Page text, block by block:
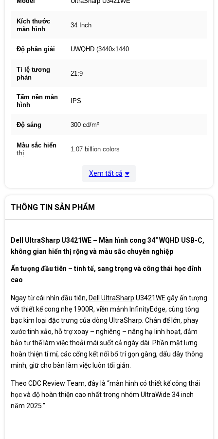
Kích thước
màn hình
34 Inch
Độ phân giải UWQHD (3440x1440
Tỉ lệ tương
phản
21:9
Tấm nền màn
hình
IPS
Độ sáng 300 cd/m²
Màu sắc hiển
thị
1.07 billion colors
Cổng kết nối
2 x HDMI 2.0
1 x USB Type-C ( Alternate Mode with
charging capability( 15W Max.)
1 x SuperSpeed USB 5 Gbps (USB 3.2 Gen1)
Type-B upstream port
1 x SuperSpeed USB 5 Gbps (USB 3.2 Gen1)
with BC1.2 charging capability at 2 A
downstream port
1 x audio line-out port
1 X RJ45 Port
Thời gian đáp
ứng
5 ms (gray to gray - FAST mode)
8 ms (gray to gray - NORMAL mode)
Góc nhìn 178°(H)/178°(V)
Tính năng
Điện năng
tiêu thụ
31.6 W (typical)
Xem tất cả
THÔNG TIN SẢN PHẨM
Dell UltraSharp U3421WE – Màn hình cong 34″ WQHD USB-C,
không gian hiển thị rộng và màu sắc chuyên nghiệp
Ấn tượng đầu tiên – tinh tế, sang trọng và công thái học đỉnh
cao
Ngay từ cái nhìn đầu tiên, Dell UltraSharp U3421WE gây ấn tượng
với thiết kế cong nhẹ 1900R, viền mảnh InfinityEdge, cùng tông
bạc kim loại đặc trưng của dòng UltraSharp. Chân đế lớn, phay
xước tinh xảo, hỗ trợ xoay – nghiêng – nâng hạ linh hoạt, đảm
bảo tư thế làm việc thoải mái suốt cả ngày dài. Phần mặt lưng
hoàn thiện tỉ mỉ, các cổng kết nối bố trí gọn gàng, dấu dây thông
minh, giữ cho bàn làm việc luôn tối giản.
Theo CDC Review Team, đây là “màn hình có thiết kế công thái
học và độ hoàn thiện cao nhất trong nhóm UltraWide 34 inch
năm 2025.”